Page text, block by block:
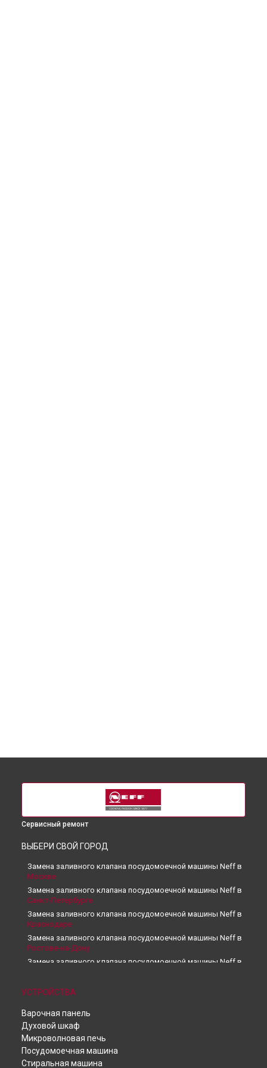
Сервисный ремонт
ВЫБЕРИ СВОЙ ГОРОД
Замена заливного клапана посудомоечной машины Neff в
Москве
Замена заливного клапана посудомоечной машины Neff в
Санкт-Петербурге
Замена заливного клапана посудомоечной машины Neff в
Краснодаре
Замена заливного клапана посудомоечной машины Neff в
Ростове-на-Дону
Замена заливного клапана посудомоечной машины Neff в
Замена заливного клапана посудомоечной машины Neff в
Новосибирске
Замена заливного клапана посудомоечной машины Neff в
Челябинске
Замена заливного клапана посудомоечной машины Neff в
Екатеринбурге
Замена заливного клапана посудомоечной машины Neff в
УСТРОЙСТВА
Варочная панель
Духовой шкаф
Микроволновая печь
Посудомоечная машина
Стиральная машина